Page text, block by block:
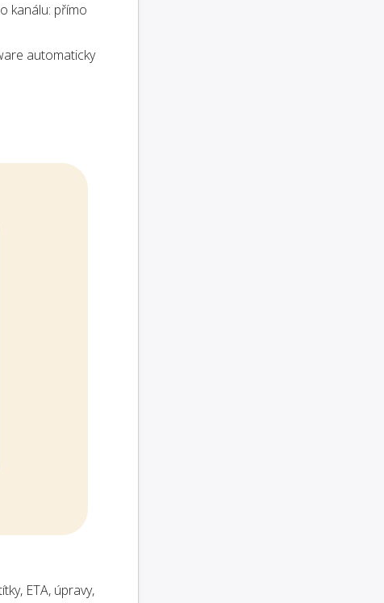
kanálu: přímo
automaticky
ETA, úpravy,